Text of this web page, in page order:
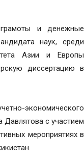
и денежные
наук, среди
Азии и Европы
диссертацию в
экономического
с участием
мероприятиях в